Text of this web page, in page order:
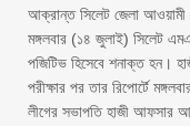
আক্রান্ত সিলেট জেলা
মঙ্গলবার (১৪ জুলাই) সিলেট
পজিটিভ হিসেবে শনাক্ত হন।
পরীক্ষার পর তার রিপোর্টে
লীগের সভাপতি হাজী আফসার